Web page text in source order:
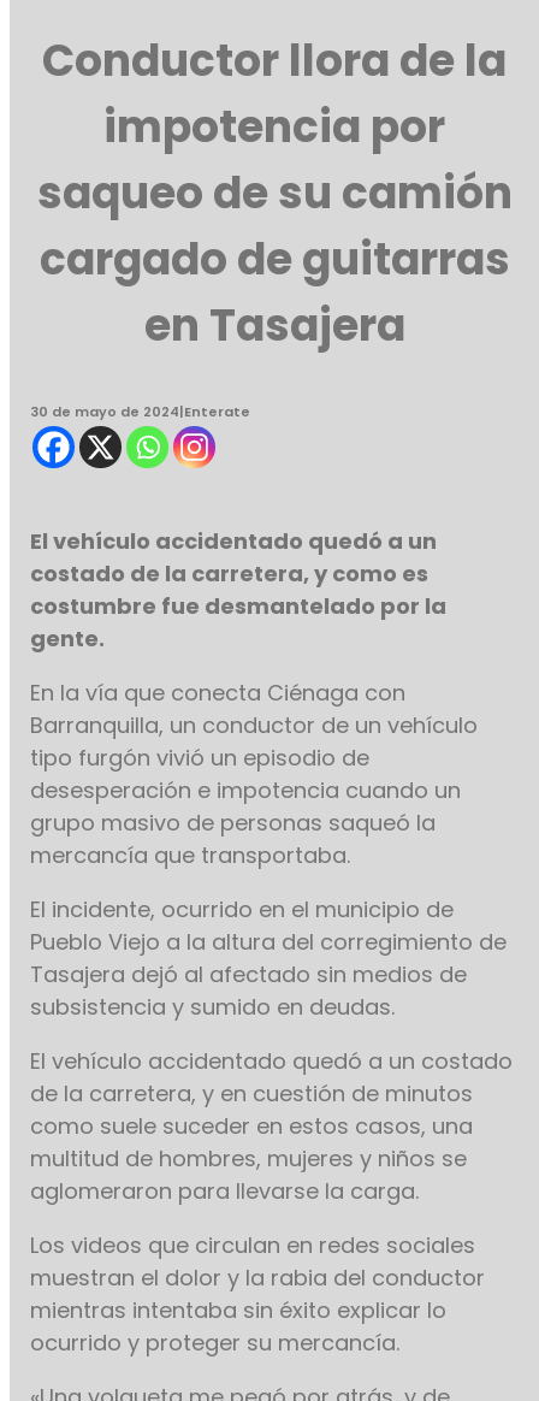
Conductor llora de la
impotencia por
saqueo de su camión
cargado de guitarras
en Tasajera
30 de mayo de 2024|Enterate
El vehículo accidentado quedó a un
costado de la carretera, y como es
costumbre fue desmantelado por la
gente.
En la vía que conecta Ciénaga con
Barranquilla, un conductor de un vehículo
tipo furgón vivió un episodio de
desesperación e impotencia cuando un
grupo masivo de personas saqueó la
mercancía que transportaba.
El incidente, ocurrido en el municipio de
Pueblo Viejo a la altura del corregimiento de
Tasajera dejó al afectado sin medios de
subsistencia y sumido en deudas.
El vehículo accidentado quedó a un costado
de la carretera, y en cuestión de minutos
como suele suceder en estos casos, una
multitud de hombres, mujeres y niños se
aglomeraron para llevarse la carga.
Los videos que circulan en redes sociales
muestran el dolor y la rabia del conductor
mientras intentaba sin éxito explicar lo
ocurrido y proteger su mercancía.